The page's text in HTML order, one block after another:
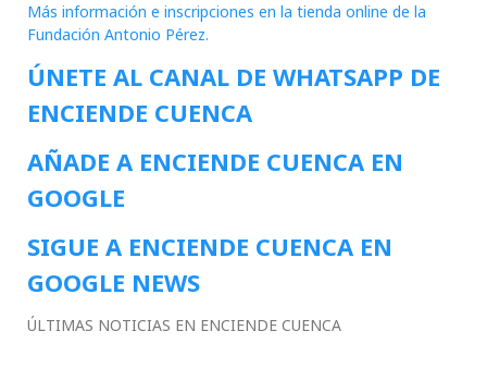
Más información e inscripciones en la tienda online de la
Fundación Antonio Pérez.
ÚNETE AL CANAL DE WHATSAPP DE
ENCIENDE CUENCA
AÑADE A ENCIENDE CUENCA EN
GOOGLE
SIGUE A ENCIENDE CUENCA EN
GOOGLE NEWS
ÚLTIMAS NOTICIAS EN ENCIENDE CUENCA